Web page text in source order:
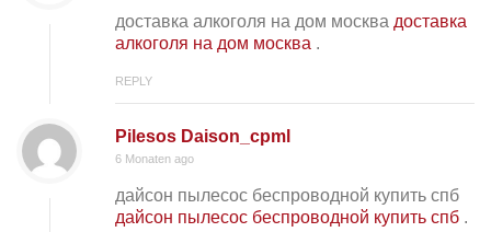
доставка алкоголя на дом москва доставка
алкоголя на дом москва .
REPLY
Pilesos Daison_cpml
6 Monaten ago
дайсон пылесос беспроводной купить спб
дайсон пылесос беспроводной купить спб .